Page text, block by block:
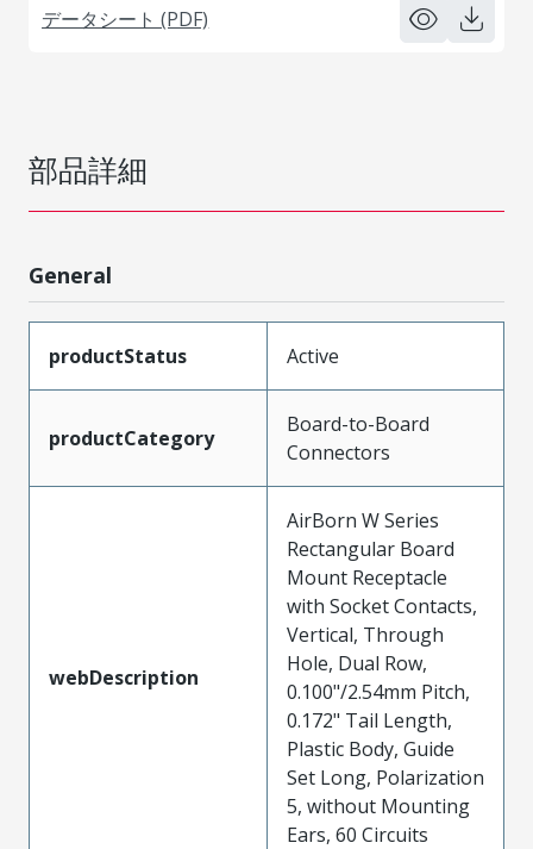
データシート (PDF)
部品詳細
General
productStatus Active
productCategory
Board-to-Board
Connectors
webDescription
AirBorn W Series
Rectangular Board
Mount Receptacle
with Socket Contacts,
Vertical, Through
Hole, Dual Row,
0.100"/2.54mm Pitch,
0.172" Tail Length,
Plastic Body, Guide
Set Long, Polarization
5, without Mounting
Ears, 60 Circuits